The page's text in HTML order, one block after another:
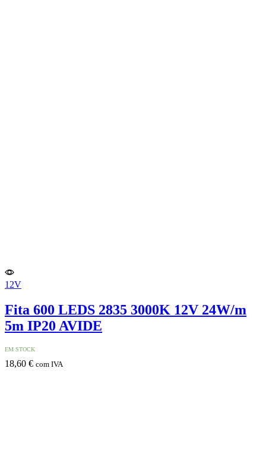
12V
Fita 600 LEDS 2835 3000K 12V 24W/m
5m IP20 AVIDE
EM STOCK
18,60 € com IVA